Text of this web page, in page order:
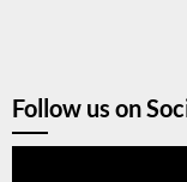
Follow us on